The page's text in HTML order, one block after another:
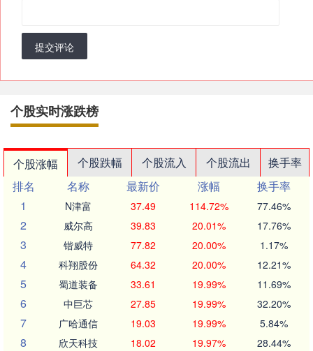
提交评论
个股实时涨跌榜
个股涨幅 个股跌幅 个股流入 个股流出
换手率
排名
名称 最新价 涨幅
换手率
1
N津富 37.49 114.72% 77.46%
2 威尔高 39.83 20.01% 17.76%
3 锴威特 77.82 20.00% 1.17%
4 科翔股份 64.32 20.00% 12.21%
5 蜀道装备 33.61 19.99% 11.69%
6 中巨芯 27.85 19.99% 32.20%
7 广哈通信 19.03 19.99% 5.84%
8 欣天科技 18.02 19.97% 28.44%